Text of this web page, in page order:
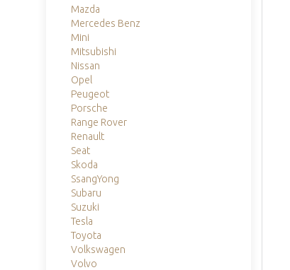
Mazda
Mercedes Benz
Mini
Mitsubishi
Nissan
Opel
Peugeot
Porsche
Range Rover
Renault
Seat
Skoda
SsangYong
Subaru
Suzuki
Tesla
Toyota
Volkswagen
Volvo